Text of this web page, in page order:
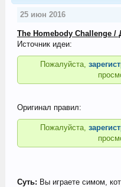
25 июн 2016
The Homebody Challenge /
Источник идеи:
Пожалуйста,
Оригинал правил:
Пожалуйста,
Суть: Вы играете симом,